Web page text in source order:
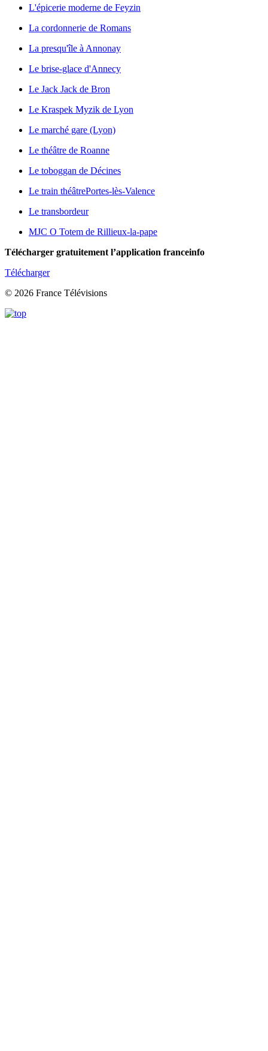
L'épicerie moderne de Feyzin
La cordonnerie de Romans
La presqu'île à Annonay
Le brise-glace d'Annecy
Le Jack Jack de Bron
Le Kraspek Myzik de Lyon
Le marché gare (Lyon)
Le théâtre de Roanne
Le toboggan de Décines
Le train théâtrePortes-lès-Valence
Le transbordeur
MJC O Totem de Rillieux-la-pape
Télécharger gratuitement l’application franceinfo
Télécharger
© 2026 France Télévisions